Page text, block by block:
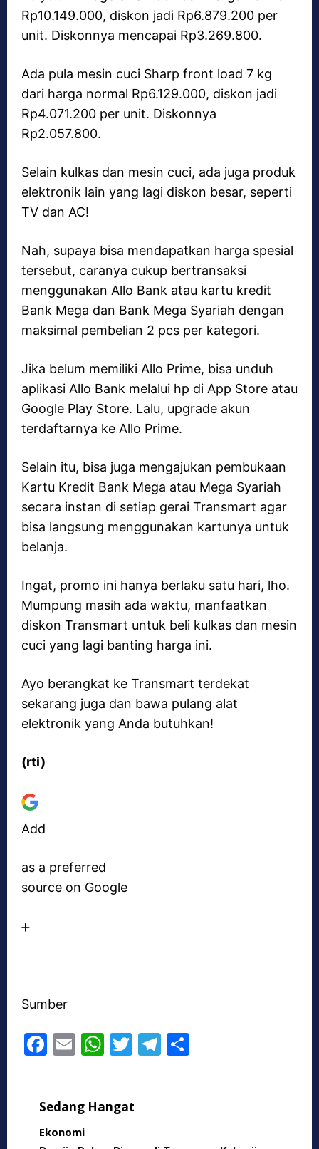
Rp10.149.000, diskon jadi Rp6.879.200 per
unit. Diskonnya mencapai Rp3.269.800.
Ada pula mesin cuci Sharp front load 7 kg
dari harga normal Rp6.129.000, diskon jadi
Rp4.071.200 per unit. Diskonnya
Rp2.057.800.
Selain kulkas dan mesin cuci, ada juga produk
elektronik lain yang lagi diskon besar, seperti
TV dan AC!
Nah, supaya bisa mendapatkan harga spesial
tersebut, caranya cukup bertransaksi
menggunakan Allo Bank atau kartu kredit
Bank Mega dan Bank Mega Syariah dengan
maksimal pembelian 2 pcs per kategori.
Jika belum memiliki Allo Prime, bisa unduh
aplikasi Allo Bank melalui hp di App Store atau
Google Play Store. Lalu, upgrade akun
terdaftarnya ke Allo Prime.
Selain itu, bisa juga mengajukan pembukaan
Kartu Kredit Bank Mega atau Mega Syariah
secara instan di setiap gerai Transmart agar
bisa langsung menggunakan kartunya untuk
belanja.
Ingat, promo ini hanya berlaku satu hari, lho.
Mumpung masih ada waktu, manfaatkan
diskon Transmart untuk beli kulkas dan mesin
cuci yang lagi banting harga ini.
Ayo berangkat ke Transmart terdekat
sekarang juga dan bawa pulang alat
elektronik yang Anda butuhkan!
(rti)
Add
as a preferred
source on Google
Sumber
F
e
b
E
l
W
s
T
er
T
Sedang Hangat
Ekonomi